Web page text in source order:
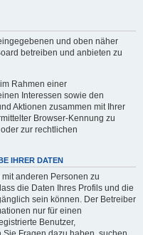
und oben näher
betreiben und anbieten zu
Rahmen einer
Interessen sowie den
Aktionen zusammen mit Ihrer
Browser-Kennung zu
zur rechtlichen
IHRER DATEN
anderen Personen zu
die Daten Ihres Profils und die
sein können. Der Betreiber
nur für einen
Benutzer,